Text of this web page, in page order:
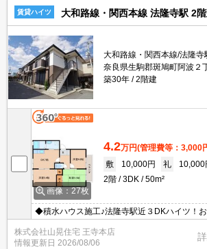
賃貸ハイツ 大和路線・関西本線 法隆寺駅 2
大和路線・関西本線/法隆寺
奈良県生駒郡斑鳩町阿波２
築30年
2階建
画像：27枚
4.2万円(管理費等：3,000
敷
10,000円 礼
10,000
2階
3DK 50m²
◆積水ハウス施工♪法隆寺駅近３DKハイツ！
株式会社山晃住宅 王寺本店
情報更新日 2026/08/06